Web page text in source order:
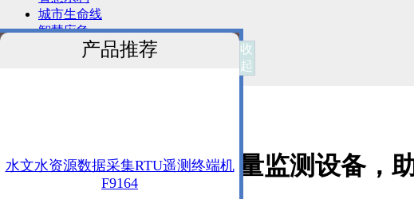
城市生命线
智慧应急
智慧交通
收
起
产品推荐
水文水资源数据采集RTU遥测终端机
F9164
四信AI智能识别及计量监测设备，